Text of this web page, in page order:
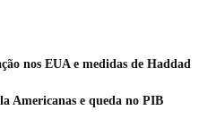
nos EUA e medidas de Haddad
Americanas e queda no PIB